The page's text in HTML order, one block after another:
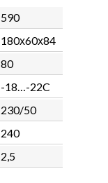
590
180х60х84
80
-18…-22C
230/50
240
2,5